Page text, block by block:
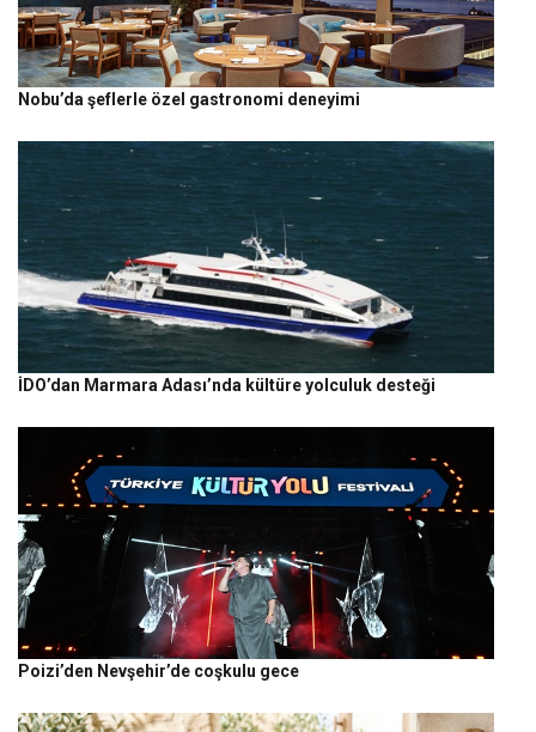
Nobu’da şeflerle özel gastronomi deneyimi
İDO’dan Marmara Adası’nda kültüre yolculuk desteği
Poizi’den Nevşehir’de coşkulu gece